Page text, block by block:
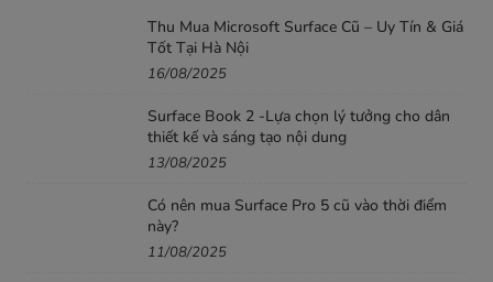
Thời Lượng Pin
Một trong những cải tiến đáng kể so với Surface Pro 4 là
thời lượng pin. Microsoft tuyên bố lên đến 13.5 giờ xem
video, một sự tăng đáng kể giải quyết một trong những
chỉ trích chính của người tiền nhiệm. Điều này làm cho
Surface Pro trở thành một lựa chọn hấp dẫn cho người
dùng cần một thiết bị có thể kéo dài qua một ngày làm
việc hoặc di chuyển.
Thu Mua Microsoft Surface Cũ – Uy Tín & Giá
Tốt Tại Hà Nội
16/08/2025
Surface Book 2 -Lựa chọn lý tưởng cho dân
thiết kế và sáng tạo nội dung
13/08/2025
Có nên mua Surface Pro 5 cũ vào thời điểm
này?
11/08/2025